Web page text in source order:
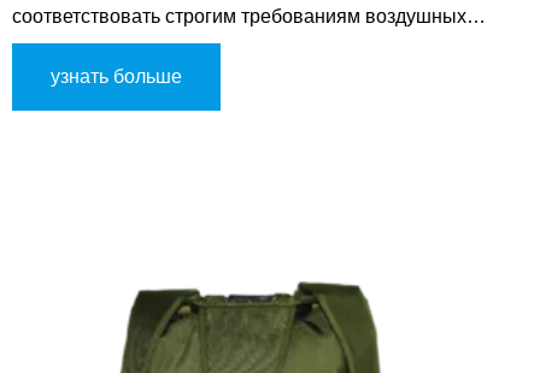
соответствовать строгим требованиям воздушных
операций, где надежность, точность и передовые
технологии являются основными приоритетами.
узнать больше